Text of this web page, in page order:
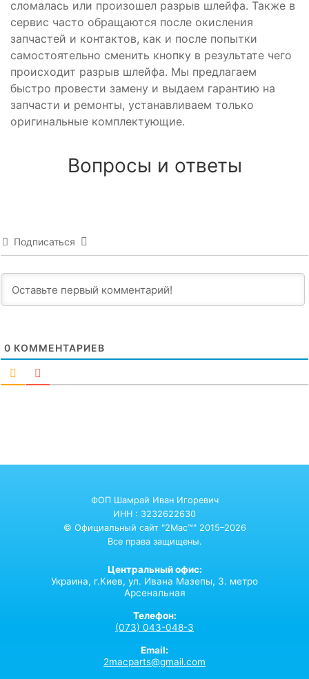
сломалась или произошел разрыв шлейфа. Также в
сервис часто обращаются после окисления
запчастей и контактов, как и после попытки
самостоятельно сменить кнопку в результате чего
происходит разрыв шлейфа. Мы предлагаем
быстро провести замену и выдаем гарантию на
запчасти и ремонты, устанавливаем только
оригинальные комплектующие.
Вопросы и ответы
Подписаться
0 КОММЕНТАРИЕВ
ФОП Шамрай Иван Игоревич
ИНН : 3232622630
© Официальный сайт "2Mac™" 2015–2026
Все права защищены.
Центральный офис:
Украина, г.Киев, ул. Ивана Мазепы, 3. метро
Арсенальная
Телефон:
(073) 043-048-3
Email:
2macparts@gmail.com